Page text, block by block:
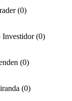
(0)
Investidor(0)
(0)
(0)